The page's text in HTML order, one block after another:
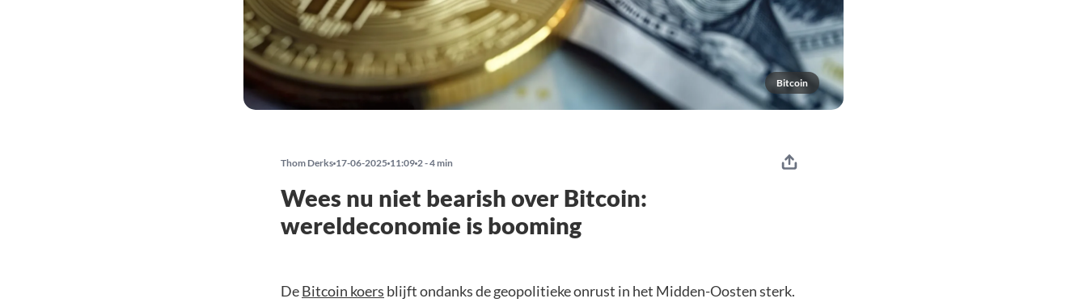
Bitcoin
Thom Derks 17-06-2025 11:09 2 - 4 min
Wees nu niet bearish over Bitcoin:
wereldeconomie is booming
DeBitcoin koers blijft ondanks de geopolitieke onrust in het Midden-Oosten sterk.